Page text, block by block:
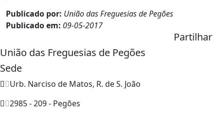
Publicado por: União das Freguesias de Pegões
Publicado em: 09-05-2017
Partilhar
União das Freguesias de Pegões
Sede
Urb. Narciso de Matos, R. de S. João
2985 - 209 - Pegões